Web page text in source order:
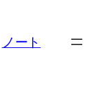
ノート